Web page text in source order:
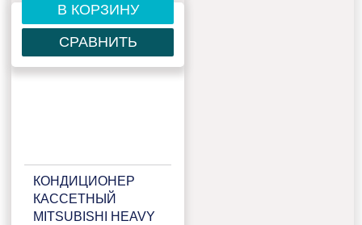
В КОРЗИНУ
СРАВНИТЬ
КОНДИЦИОНЕР
КАССЕТНЫЙ
MITSUBISHI HEAVY